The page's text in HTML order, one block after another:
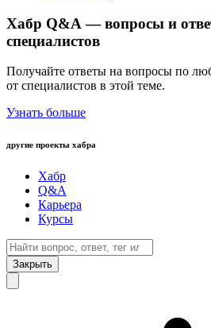
Хабр Q&A — вопросы и
специалистов
Получайте ответы на вопросы по
от специалистов в этой теме.
Узнать больше
другие проекты хабра
Хабр
Q&A
Карьера
Курсы
Закрыть